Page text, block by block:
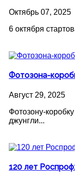
Октябрь 07, 2025
6 октября
Фотозона-
Август 29, 2025
Фотозону-
джунгли...
120 лет